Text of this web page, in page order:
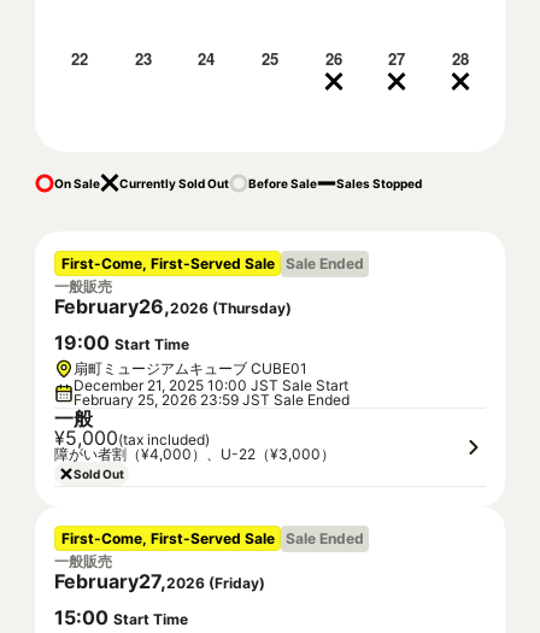
22 23 24 25 26 27 28
On Sale Currently Sold Out Before Sale Sales Stopped
First-Come, First-Served Sale Sale Ended
一般販売
February26,2026 (Thursday)
19:00 Start Time
扇町ミュージアムキューブ CUBE01
December 21, 2025 10:00 JST Sale Start
February 25, 2026 23:59 JST Sale Ended
一般
¥5,000(tax included)
障がい者割（¥4,000）、U-22（¥3,000）
Sold Out
First-Come, First-Served Sale Sale Ended
一般販売
February27,2026 (Friday)
15:00 Start Time